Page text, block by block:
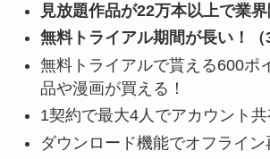
見放題作品が22万本以上で業界
無料トライアル期間が長い！（
無料トライアルで貰える600ポ
品や漫画が買える！
1契約で最大4人でアカウント共
ダウンロード機能でオフライン